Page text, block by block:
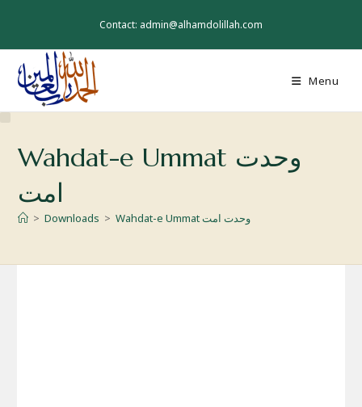
Contact: admin@alhamdolillah.com
Menu
Wahdat-e Ummat وحدت
امت
> Downloads > Wahdat-e Ummat وحدت امت